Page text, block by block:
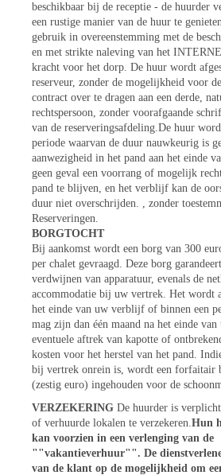
beschikbaar bij de receptie - de huurder
een rustige manier van de huur te
gebruik in overeenstemming met de
en met strikte naleving van het
kracht voor het dorp. De huur wordt
reserveur, zonder de mogelijkheid voor
contract over te dragen aan een derde,
rechtspersoon, zonder voorafgaande
van de reserveringsafdeling.De huur
periode waarvan de duur nauwkeurig is
aanwezigheid in het pand aan het einde
geen geval een voorrang of mogelijk
pand te blijven, en het verblijf kan de
duur niet overschrijden. , zonder
Reserveringen.
BORGTOCHT
Bij aankomst wordt een borg van 300
per chalet gevraagd. Deze borg
verdwijnen van apparatuur, evenals de
accommodatie bij uw vertrek. Het wordt
het einde van uw verblijf of binnen een
mag zijn dan één maand na het einde
eventuele aftrek van kapotte of
kosten voor het herstel van het pand.
bij vertrek onrein is, wordt een forfaitair
(zestig euro) ingehouden voor de
VERZEKERING De huurder is
of verhuurde lokalen te verzekeren.Hun
kan voorzien in een verlenging van de
""vakantieverhuur"". De
van de klant op de mogelijkheid om